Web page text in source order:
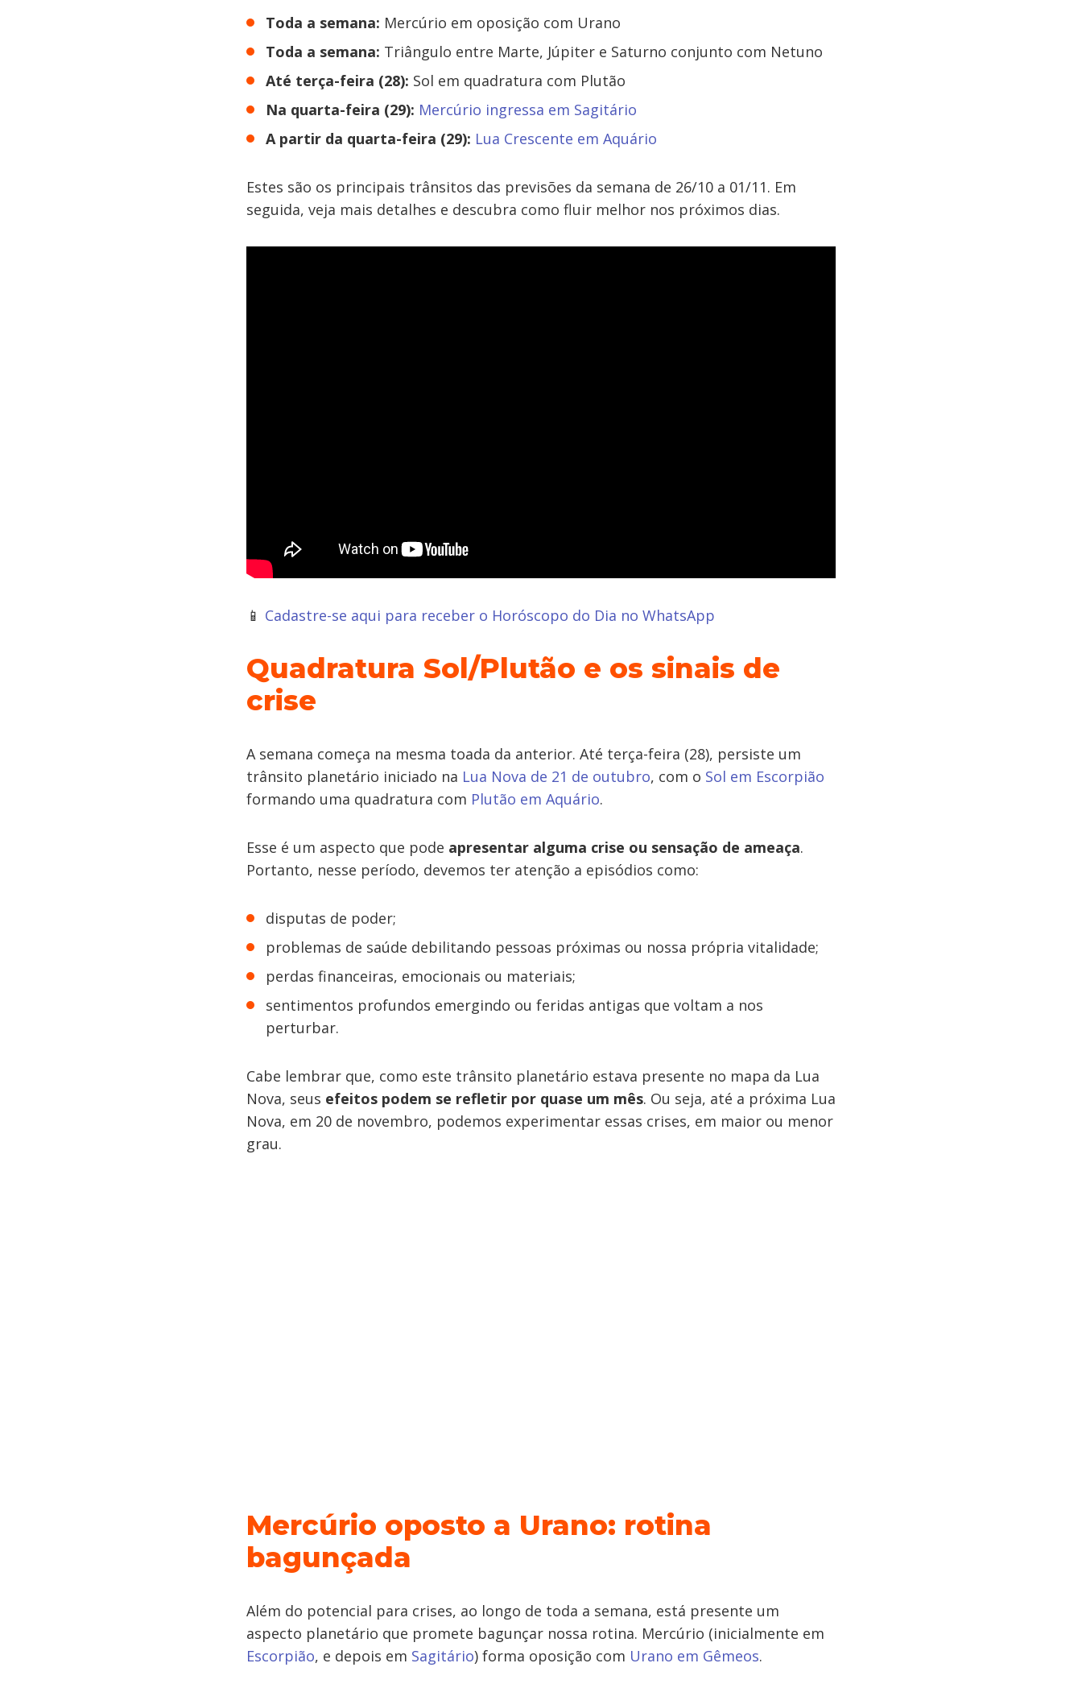
Toda a semana: Mercúrio em oposição com Urano
Toda a semana: Triângulo entre Marte, Júpiter e Saturno conjunto com Netuno
Até terça-feira (28): Sol em quadratura com Plutão
Na quarta-feira (29): Mercúrio ingressa em Sagitário
A partir da quarta-feira (29): Lua Crescente em Aquário
Estes são os principais trânsitos das previsões da semana de 26/10 a 01/11. Em
seguida, veja mais detalhes e descubra como fluir melhor nos próximos dias.
📱 Cadastre-se aqui para receber o Horóscopo do Dia no WhatsApp
Quadratura Sol/Plutão e os sinais de
crise
A semana começa na mesma toada da anterior. Até terça-feira (28), persiste um
trânsito planetário iniciado na Lua Nova de 21 de outubro, com o Sol em Escorpião
formando uma quadratura com Plutão em Aquário.
Esse é um aspecto que pode apresentar alguma crise ou sensação de ameaça.
Portanto, nesse período, devemos ter atenção a episódios como:
disputas de poder;
problemas de saúde debilitando pessoas próximas ou nossa própria vitalidade;
perdas financeiras, emocionais ou materiais;
sentimentos profundos emergindo ou feridas antigas que voltam a nos
perturbar.
Cabe lembrar que, como este trânsito planetário estava presente no mapa da Lua
Nova, seus efeitos podem se refletir por quase um mês. Ou seja, até a próxima Lua
Nova, em 20 de novembro, podemos experimentar essas crises, em maior ou menor
grau.
Mercúrio oposto a Urano: rotina
bagunçada
Além do potencial para crises, ao longo de toda a semana, está presente um
aspecto planetário que promete bagunçar nossa rotina. Mercúrio (inicialmente em
Escorpião, e depois em Sagitário) forma oposição com Urano em Gêmeos.